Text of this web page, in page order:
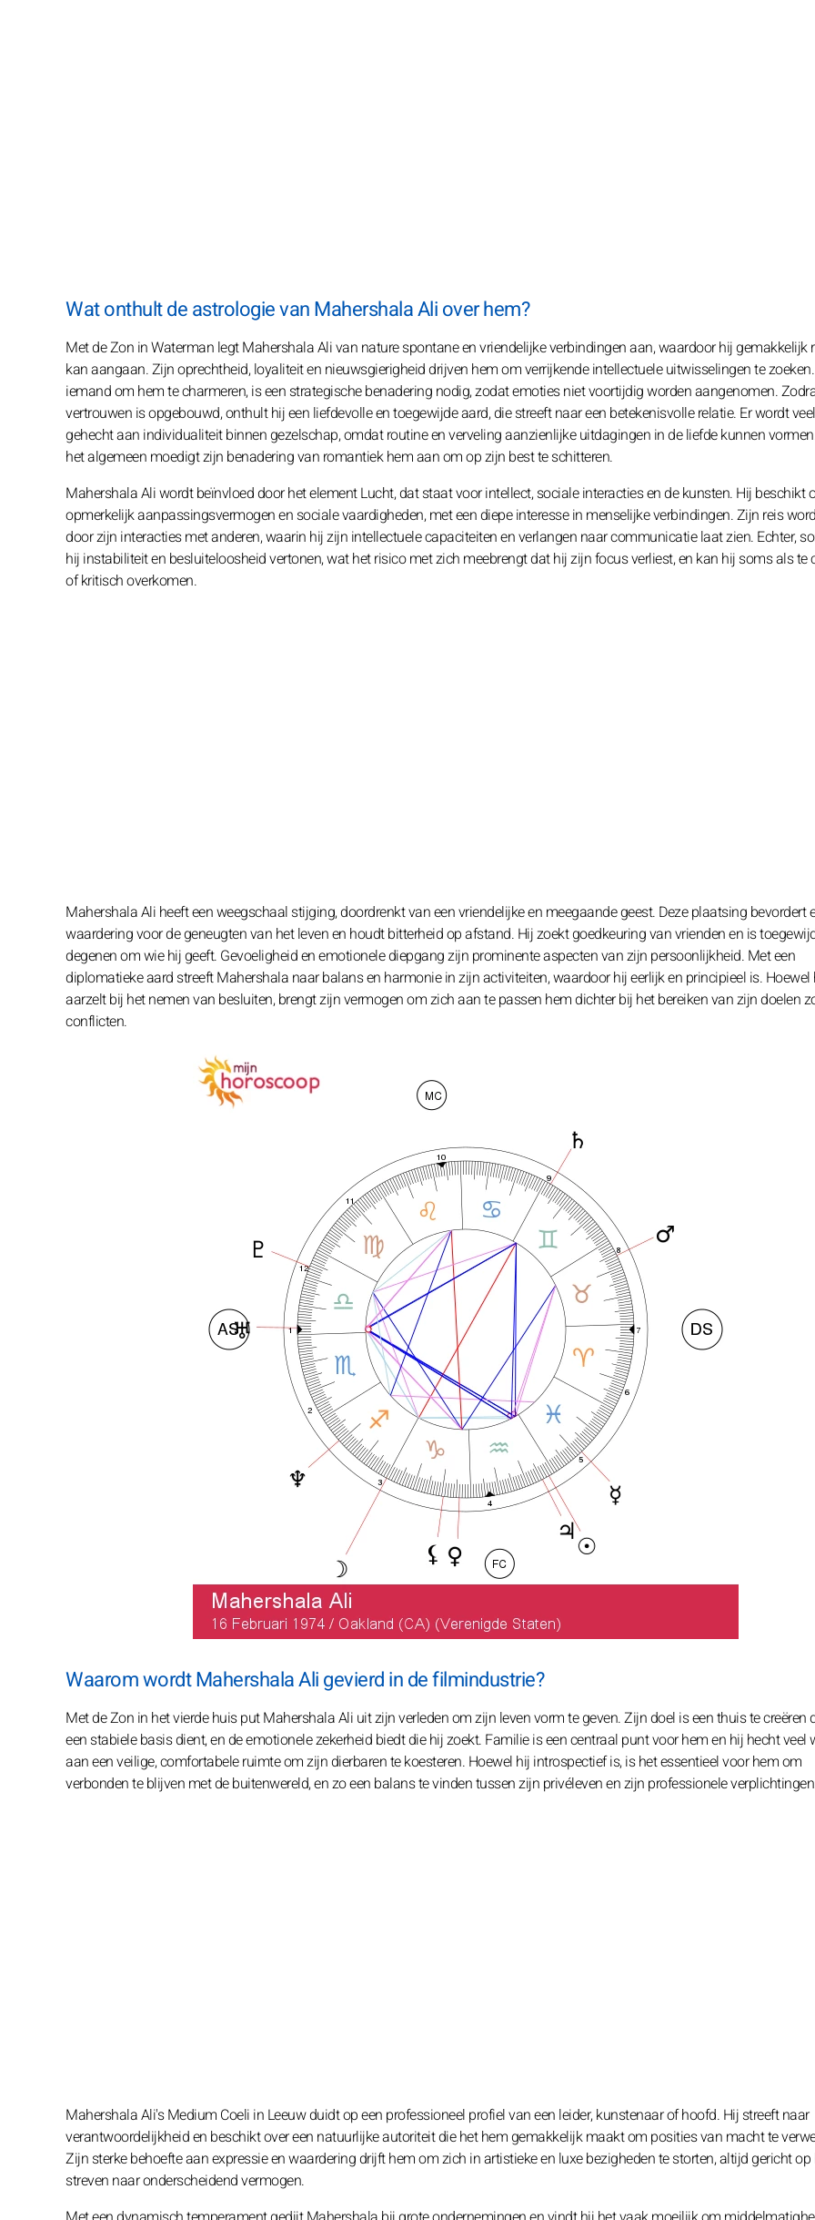
Wat onthult de astrologie van Mahershala Ali over hem?
Met de Zon in Waterman legt Mahershala Ali van nature spontane en vriendelijke verbindingen aan, waardoor hij gemakkelijk
kan aangaan. Zijn oprechtheid, loyaliteit en nieuwsgierigheid drijven hem om verrijkende intellectuele uitwisselingen te
iemand om hem te charmeren, is een strategische benadering nodig, zodat emoties niet voortijdig worden aangenomen.
vertrouwen is opgebouwd, onthult hij een liefdevolle en toegewijde aard, die streeft naar een betekenisvolle relatie. Er wordt
gehecht aan individualiteit binnen gezelschap, omdat routine en verveling aanzienlijke uitdagingen in de liefde kunnen
het algemeen moedigt zijn benadering van romantiek hem aan om op zijn best te schitteren.
Mahershala Ali wordt beïnvloed door het element Lucht, dat staat voor intellect, sociale interacties en de kunsten. Hij beschikt
opmerkelijk aanpassingsvermogen en sociale vaardigheden, met een diepe interesse in menselijke verbindingen. Zijn reis
door zijn interacties met anderen, waarin hij zijn intellectuele capaciteiten en verlangen naar communicatie laat zien. Echter,
hij instabiliteit en besluiteloosheid vertonen, wat het risico met zich meebrengt dat hij zijn focus verliest, en kan hij soms als te
of kritisch overkomen.
Mahershala Ali heeft een weegschaal stijging, doordrenkt van een vriendelijke en meegaande geest. Deze plaatsing bevordert
waardering voor de geneugten van het leven en houdt bitterheid op afstand. Hij zoekt goedkeuring van vrienden en is
degenen om wie hij geeft. Gevoeligheid en emotionele diepgang zijn prominente aspecten van zijn persoonlijkheid. Met een
diplomatieke aard streeft Mahershala naar balans en harmonie in zijn activiteiten, waardoor hij eerlijk en principieel is.
aarzelt bij het nemen van besluiten, brengt zijn vermogen om zich aan te passen hem dichter bij het bereiken van zijn doelen
conflicten.
Waarom wordt Mahershala Ali gevierd in de filmindustrie?
Met de Zon in het vierde huis put Mahershala Ali uit zijn verleden om zijn leven vorm te geven. Zijn doel is een thuis te creëren
een stabiele basis dient, en de emotionele zekerheid biedt die hij zoekt. Familie is een centraal punt voor hem en hij hecht veel
aan een veilige, comfortabele ruimte om zijn dierbaren te koesteren. Hoewel hij introspectief is, is het essentieel voor hem om
verbonden te blijven met de buitenwereld, en zo een balans te vinden tussen zijn privéleven en zijn professionele
Mahershala Ali's Medium Coeli in Leeuw duidt op een professioneel profiel van een leider, kunstenaar of hoofd. Hij streeft naar
verantwoordelijkheid en beschikt over een natuurlijke autoriteit die het hem gemakkelijk maakt om posities van macht te
Zijn sterke behoefte aan expressie en waardering drijft hem om zich in artistieke en luxe bezigheden te storten, altijd gericht op
streven naar onderscheidend vermogen.